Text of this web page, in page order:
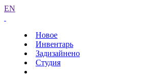
EN
Новое
Инвентарь
Задизайнено
Студия